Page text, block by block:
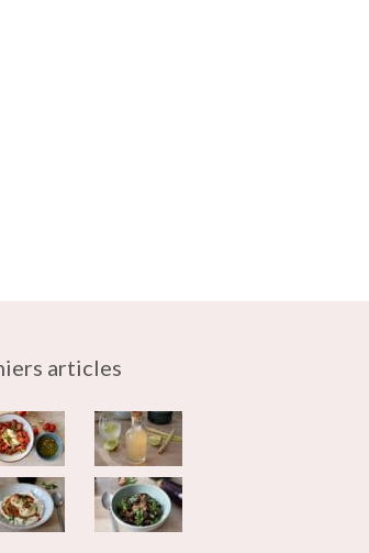
articles